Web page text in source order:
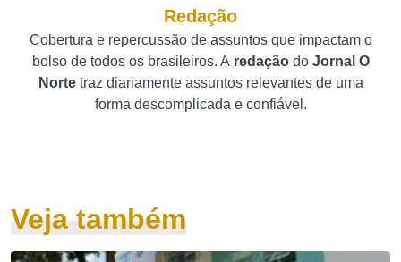
Redação
Cobertura e repercussão de assuntos que impactam o
bolso de todos os brasileiros. A redação do Jornal O
Norte traz diariamente assuntos relevantes de uma
forma descomplicada e confiável.
Veja também